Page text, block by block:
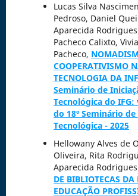
Lucas Silva
Pedroso, Daniel
Aparecida
Pacheco Calixto,
Pacheco,
COOPERATIVISMO
TECNOLOGIA DA
Seminário de
Tecnológica do IFG:
do 18º Seminário
Tecnológica - 2025
Hellowany Alves de
Oliveira, Rita
Aparecida
DE BIBLIOTECAS DA
EDUCAÇÃO